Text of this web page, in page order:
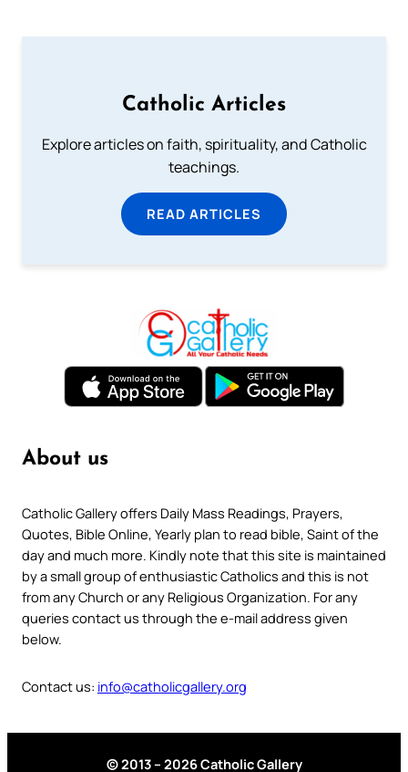
Catholic Articles
Explore articles on faith, spirituality, and Catholic
teachings.
READ ARTICLES
About us
Catholic Gallery offers Daily Mass Readings, Prayers,
Quotes, Bible Online, Yearly plan to read bible, Saint of the
day and much more. Kindly note that this site is maintained
by a small group of enthusiastic Catholics and this is not
from any Church or any Religious Organization. For any
queries contact us through the e-mail address given
below.
Contact us: info@catholicgallery.org
© 2013 – 2026 Catholic Gallery